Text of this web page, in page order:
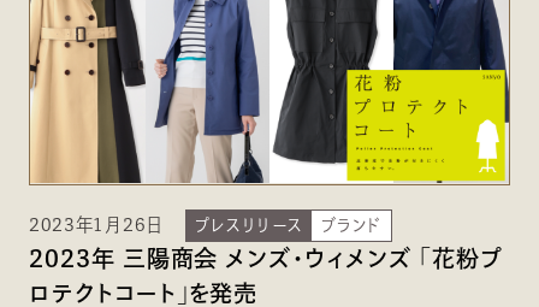
2023年1月26日 プレスリリース ブランド
2023年 三陽商会 メンズ・ウィメンズ 「花粉プ
ロテクトコート」を発売